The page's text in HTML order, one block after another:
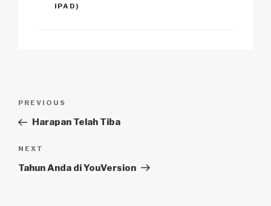
IPAD)
Previous
Post
PREVIOUS
Harapan Telah Tiba
Next
Post
NEXT
Tahun Anda di YouVersion